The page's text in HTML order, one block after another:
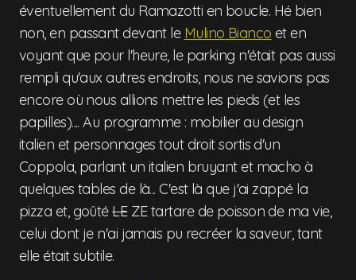
éventuellement du Ramazotti en boucle. Hé bien
non, en passant devant le Mulino Bianco et en
voyant que pour l'heure, le parking n'était pas aussi
rempli qu'aux autres endroits, nous ne savions pas
encore où nous allions mettre les pieds (et les
papilles).... Au programme : mobilier au design
italien et personnages tout droit sortis d'un
Coppola, parlant un italien bruyant et macho à
quelques tables de là... C'est là que j'ai zappé la
pizza et, goûtéLEZE tartare de poisson de ma vie,
celui dont je n'ai jamais pu recréer la saveur, tant
elle était subtile.